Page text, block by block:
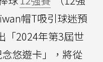
帽T吸引球迷預
「2024年第3屆世
悠遊卡」，將從